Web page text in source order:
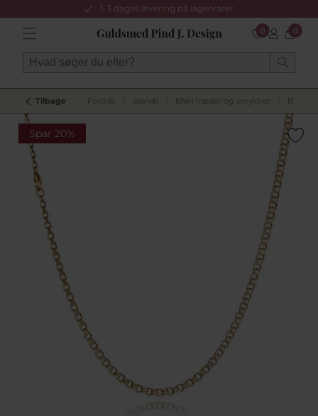
1-3 dages levering på lagervarer
0 0
Tilbage Forside Brands BNH kæder og smykker BNH
Spar 20%